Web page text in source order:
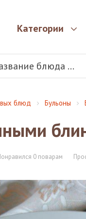
Категории
блюд Бульоны
0 поварам